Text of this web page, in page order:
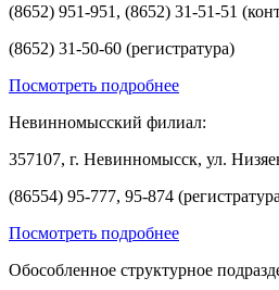
(8652) 951-951, (8652) 31-51-51
(8652) 31-50-60 (регистратура)
Посмотреть подробнее
Невинномысский филиал:
357107, г. Невинномысск, ул.
(86554) 95-777, 95-874
Посмотреть подробнее
Обособленное структурное